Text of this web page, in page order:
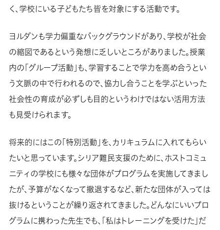
く、学校にいる子どもたち皆を対象にする活動です。
ヨルダンも学力偏重なバックグラウンドがあり、学校が社会
の縮図であるという発想に乏しいところがありました。授業
内の「グループ活動」も、学習することで学力を高め合うとい
う文脈の中で行われるので、協力し合うことを学ぶといった
社会性の育成が必ずしも目的というわけではない活用方法
も見受けられます。
将来的にはこの「特別活動」を、カリキュラムに入れてもらい
たいと思っています。シリア難民支援のために、ホストコミュ
ニティの学校にも様々な団体がプログラムを実施してきまし
たが、予算がなくなって撤退するなど、新たな団体が入っては
抜けるということが繰り返されてきました。どんなにいいプロ
グラムに携わった先生でも、「私はトレーニングを受けた」だ